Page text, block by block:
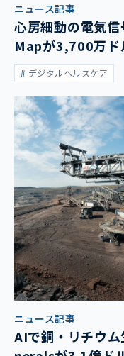
ニュース記事
心房細動の電気
Mapが3,700万ド
デジタルヘルスケア
ニュース記事
AIで銅・リチウ